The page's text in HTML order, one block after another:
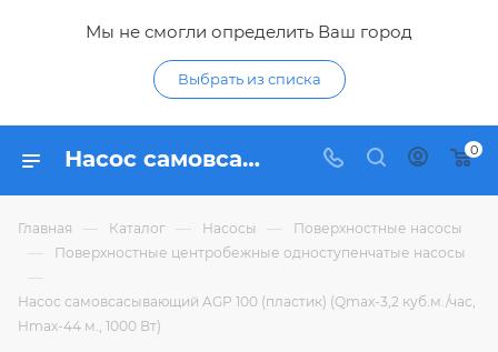
Мы не смогли определить Ваш город
Выбрать из списка
Насос самовсасывающий AGP 100 (пластик) (Qmax-3,2 куб.м./час, Hmax-44 м., 1000 Вт) - купить по цене 4 480,38 ₽ в интернет-магазине Гидропромтехника с доставкой в Курске 0
Главная — Каталог — Насосы — Поверхностные насосы
— Поверхностные центробежные одноступенчатые насосы
—
Насос самовсасывающий AGP 100 (пластик) (Qmax-3,2 куб.м./час,
Hmax-44 м., 1000 Вт)